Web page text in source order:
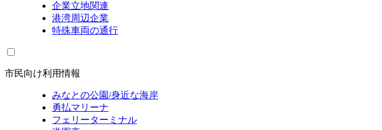
企業立地関連
港湾周辺企業
特殊車両の通行
市民向け利用情報
みなとの公園/身近な海岸
勇払マリーナ
フェリーターミナル